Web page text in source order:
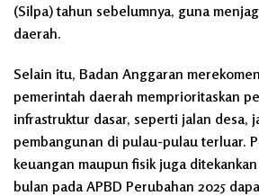
(Silpa) tahun sebelumnya, guna
daerah.
Selain itu, Badan Anggaran
pemerintah daerah memprioritaskan
infrastruktur dasar, seperti jalan desa,
pembangunan di pulau-pulau terluar.
keuangan maupun fisik juga
bulan pada APBD Perubahan 2025